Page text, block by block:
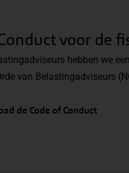
voor de
hebben we
van Belastingadviseurs
de Code of Conduct